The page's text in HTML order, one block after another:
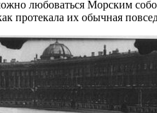
любоваться Морским
их обычная